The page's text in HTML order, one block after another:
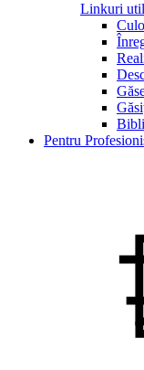
Linkuri
Pentru